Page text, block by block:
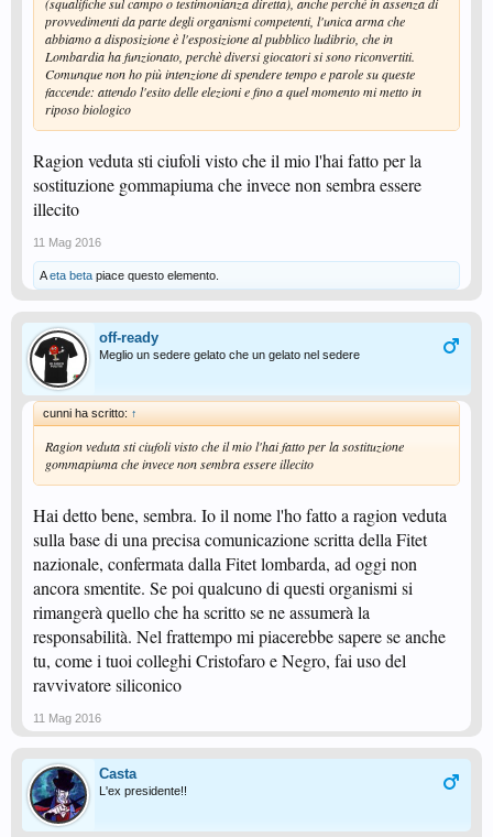
provvedimenti da parte degli organismi competenti, l'unica arma che
abbiamo a disposizione è l'esposizione al pubblico ludibrio, che in
Lombardia ha funzionato, perchè diversi giocatori si sono riconvertiti.
Comunque non ho più intenzione di spendere tempo e parole su queste
faccende: attendo l'esito delle elezioni e fino a quel momento mi metto in
riposo biologico
Ragion veduta sti ciufoli visto che il mio l'hai fatto per la
sostituzione gommapiuma che invece non sembra essere
illecito
11 Mag 2016
Aeta beta piace questo elemento.
off-ready
Meglio un sedere gelato che un gelato nel sedere
cunni ha scritto: ↑
Ragion veduta sti ciufoli visto che il mio l'hai fatto per la sostituzione
gommapiuma che invece non sembra essere illecito
Hai detto bene, sembra. Io il nome l'ho fatto a ragion veduta
sulla base di una precisa comunicazione scritta della Fitet
nazionale, confermata dalla Fitet lombarda, ad oggi non
ancora smentite. Se poi qualcuno di questi organismi si
rimangerà quello che ha scritto se ne assumerà la
responsabilità. Nel frattempo mi piacerebbe sapere se anche
tu, come i tuoi colleghi Cristofaro e Negro, fai uso del
ravvivatore siliconico
11 Mag 2016
Casta
L'ex presidente!!